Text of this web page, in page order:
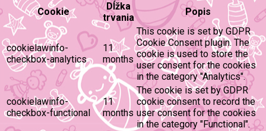
Cookie
Dĺžka
trvania
Popis
cookielawinfo-
checkbox-analytics
11
months
This cookie is set by GDPR
Cookie Consent plugin. The
cookie is used to store the
user consent for the cookies
in the category "Analytics".
cookielawinfo-
checkbox-functional
11
months
The cookie is set by GDPR
cookie consent to record the
user consent for the cookies
in the category "Functional".